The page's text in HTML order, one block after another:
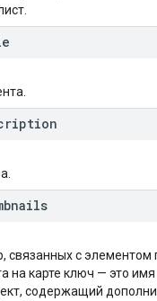
связанных с элементом
на карте ключ — это
содержащий